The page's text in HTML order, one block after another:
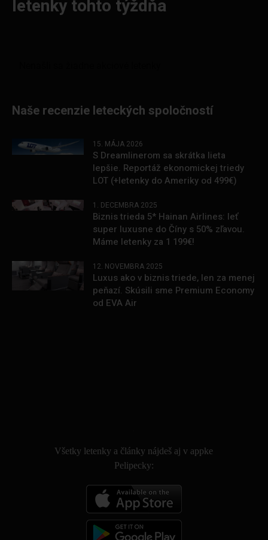
letenky tohto týždňa
Naše recenzie leteckých spoločností
15. MÁJA 2026
S Dreamlinerom sa skrátka lieta
lepšie. Reportáž ekonomickej triedy
LOT (+letenky do Ameriky od 499€)
1. DECEMBRA 2025
Biznis trieda 5* Hainan Airlines: leť
super luxusne do Číny s 50% zľavou.
Máme letenky za 1 199€!
12. NOVEMBRA 2025
Luxus ako v biznis triede, len za menej
peňazí. Skúsili sme Premium Economy
od EVA Air
Všetky letenky a články nájdeš aj v appke
Pelipecky: